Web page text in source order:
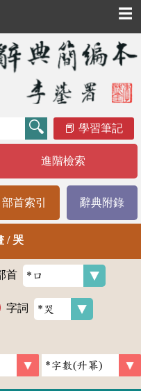
☰
學習筆記
進階檢索
部首索引 辭典附錄
/ 哭
首
字詞